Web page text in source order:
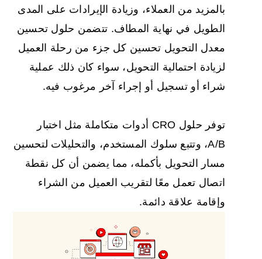
بالمزيد من العملاء، وزيادة الإيرادات على المدى
الطويل في نهاية المطاف. تتضمن حلول تحسين
معدل التحويل تحسين كل جزء من رحلة العميل
لزيادة احتمالية التحويل، سواء كان ذلك عملية
شراء أو تسجيل أو إجراء آخر مرغوب فيه.
توفر حلول CRO أدوات متكاملة مثل اختبار
A/B، وتتبع سلوك المستخدم، والتحليلات لتحسين
مسار التحويل بأكمله، مما يضمن أن كل نقطة
اتصال تعمل معًا لتقريب العميل من الشراء
وإقامة علاقة دائمة.